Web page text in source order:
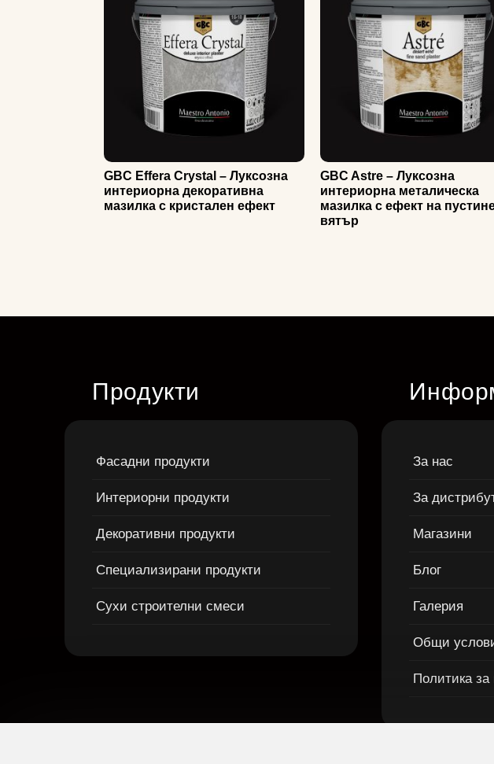
GBC Effera Crystal – Луксозна
интериорна декоративна
мазилка с кристален ефект
GBC Astre – Луксозна
интериорна металическа
мазилка с ефект на
вятър
Продукти
Фасадни продукти
Интериорни продукти
Декоративни продукти
Специализирани продукти
Сухи строителни смеси
За нас
За
Магазини
Блог
Галерия
Общи
Политика за